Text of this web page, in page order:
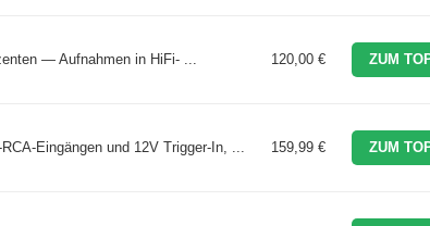
— Aufnahmen in HiFi- ... 120,00 € ZUM
Eingängen und 12V Trigger-In, ... 159,99 € ZUM